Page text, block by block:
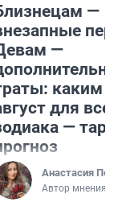
—
—
каким
для
—
Анастасия
Автор мнения